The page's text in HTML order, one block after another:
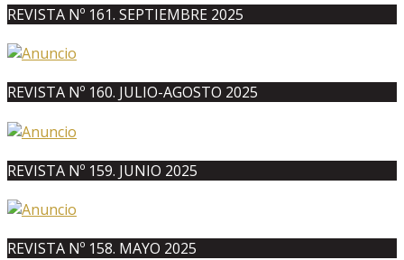
REVISTA Nº 161. SEPTIEMBRE 2025
REVISTA Nº 160. JULIO-AGOSTO 2025
REVISTA Nº 159. JUNIO 2025
REVISTA Nº 158. MAYO 2025